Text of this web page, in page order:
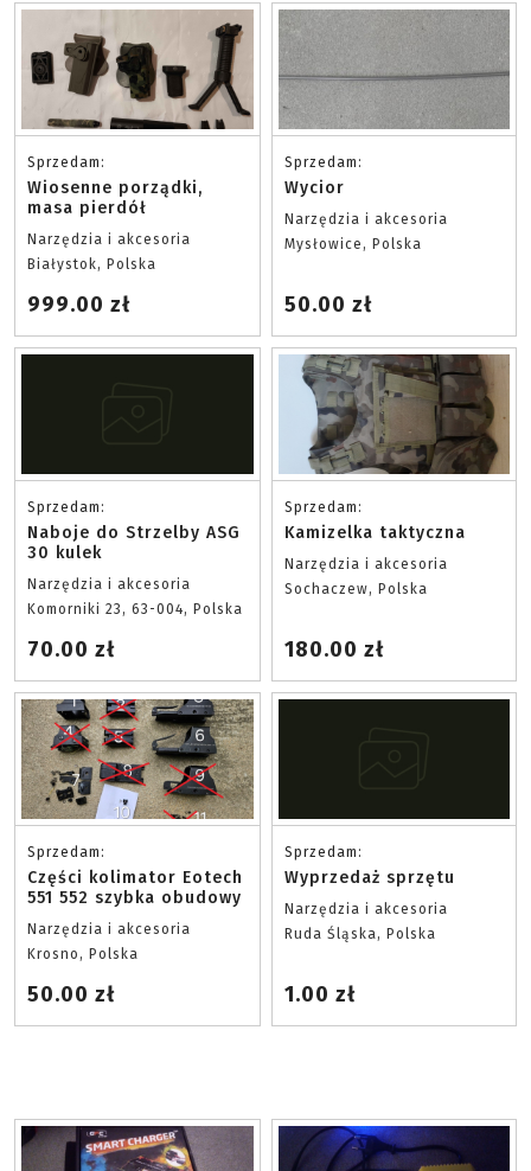
Sprzedam:
Wiosenne porządki,
masa pierdół
Narzędzia i akcesoria
Białystok, Polska
999.00 zł
Sprzedam:
Wycior
Narzędzia i akcesoria
Mysłowice, Polska
50.00 zł
Sprzedam:
Naboje do Strzelby ASG
30 kulek
Narzędzia i akcesoria
Komorniki 23, 63-004, Polska
70.00 zł
Sprzedam:
Kamizelka taktyczna
Narzędzia i akcesoria
Sochaczew, Polska
180.00 zł
Sprzedam:
Części kolimator Eotech
551 552 szybka obudowy
Narzędzia i akcesoria
Krosno, Polska
50.00 zł
Sprzedam:
Wyprzedaż sprzętu
Narzędzia i akcesoria
Ruda Śląska, Polska
1.00 zł